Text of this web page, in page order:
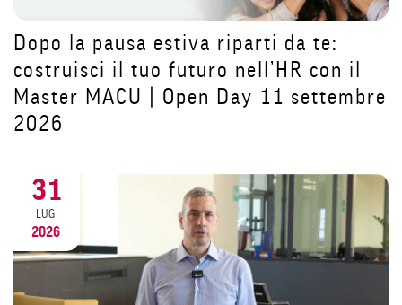
Dopo la pausa estiva riparti da te:
costruisci il tuo futuro nell’HR con il
Master MACU | Open Day 11 settembre
2026
31
LUG
2026